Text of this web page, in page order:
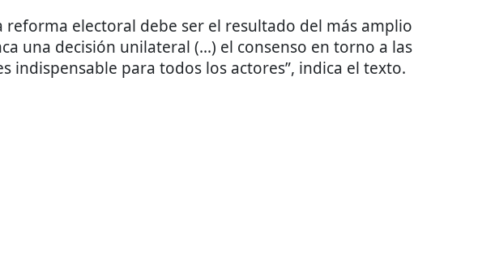
reforma electoral debe ser el resultado del más amplio
una decisión unilateral (...) el consenso en torno a las
indispensable para todos los actores”, indica el texto.